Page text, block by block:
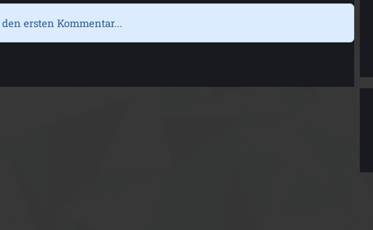
ersten Kommentar...